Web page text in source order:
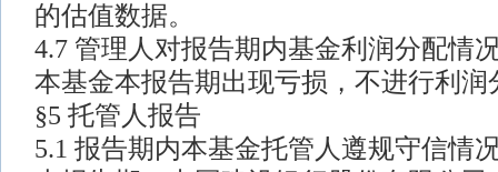
的估值数据。
4.7 管理人对报告期内基金利润分配情
本基金本报告期出现亏损，不进行利润
§5 托管人报告
5.1 报告期内本基金托管人遵规守信情